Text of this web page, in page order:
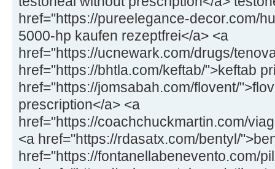
href="https://pureelegance-decor.com/
5000-hp kaufen rezeptfrei</a> <a
href="https://ucnewark.com/drugs/
href="https://bhtla.com/keftab/">keftab
href="https://jomsabah.com/flovent/
prescription</a> <a
href="https://coachchuckmartin.com/
<a href="https://rdasatx.com/bentyl/
href="https://fontanellabenevento.com/